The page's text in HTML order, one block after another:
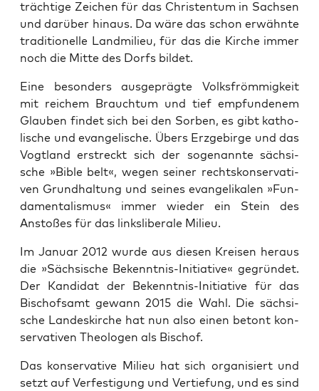
träch­ti­ge Zei­chen für das Chris­ten­tum in Sach­sen
und dar­über hin­aus. Da wäre das schon erwähn­te
tra­di­tio­nel­le Land­mi­lieu, für das die Kir­che immer
noch die Mit­te des Dorfs bildet.
Eine beson­ders aus­ge­präg­te Volks­fröm­mig­keit
mit rei­chem Brauch­tum und tief emp­fun­de­nem
Glau­ben fin­det sich bei den Sor­ben, es gibt katho­
li­sche und evan­ge­li­sche. Übers Erz­ge­bir­ge und das
Vogt­land erstreckt sich der soge­nann­te säch­si­
sche »Bible belt«, wegen sei­ner rechts­kon­ser­va­ti­
ven Grund­hal­tung und sei­nes evan­ge­li­ka­len »Fun­
da­men­ta­lis­mus« immer wie­der ein Stein des
Ansto­ßes für das links­li­be­ra­le Milieu.
Im Janu­ar 2012 wur­de aus die­sen Krei­sen her­aus
die »Säch­si­sche Bekennt­nis-Initia­ti­ve« gegrün­det.
Der Kan­di­dat der Bekennt­nis-Initia­ti­ve für das
Bischofs­amt gewann 2015 die Wahl. Die säch­si­
sche Lan­des­kir­che hat nun also einen betont kon­
ser­va­ti­ven Theo­lo­gen als Bischof.
Das kon­ser­va­ti­ve Milieu hat sich orga­ni­siert und
setzt auf Ver­fes­ti­gung und Ver­tie­fung, und es sind